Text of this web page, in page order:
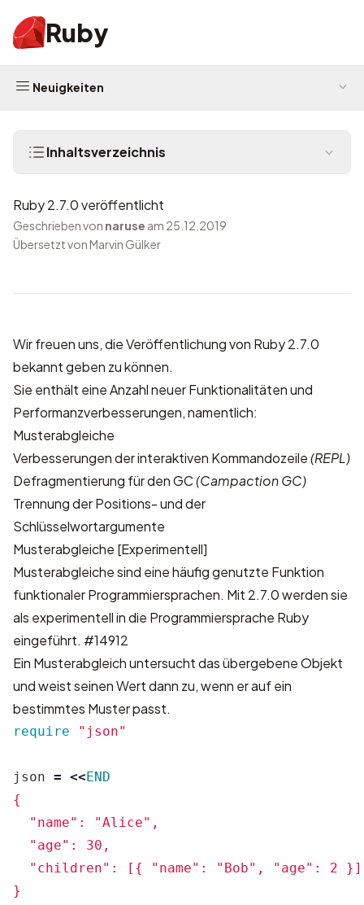
Ruby
Neuigkeiten
Inhaltsverzeichnis
Ruby 2.7.0 veröffentlicht
Geschrieben von naruse am 25.12.2019
Übersetzt von Marvin Gülker
Wir freuen uns, die Veröffentlichung von Ruby 2.7.0
bekannt geben zu können.
Sie enthält eine Anzahl neuer Funktionalitäten und
Performanzverbesserungen, namentlich:
Musterabgleiche
Verbesserungen der interaktiven Kommandozeile(REPL)
Defragmentierung für den GC(Campaction GC)
Trennung der Positions- und der
Schlüsselwortargumente
Musterabgleiche [Experimentell]
Musterabgleiche sind eine häufig genutzte Funktion
funktionaler Programmiersprachen. Mit 2.7.0 werden sie
als experimentell in die Programmiersprache Ruby
eingeführt. #14912
Ein Musterabgleich untersucht das übergebene Objekt
und weist seinen Wert dann zu, wenn er auf ein
bestimmtes Muster passt.
require "json"
json = <<END
{
  "name": "Alice",
  "age": 30,
  "children": [{ "name": "Bob", "age": 2 }]